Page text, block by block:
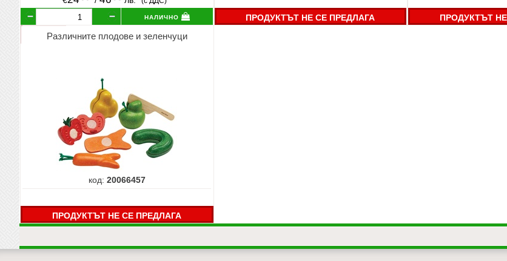
налично ПРОДУКТЪТ НЕ СЕ ПРЕДЛАГА ПРОДУКТЪТ
Различните плодове и зеленчуци
код: 20066457
ПРОДУКТЪТ НЕ СЕ ПРЕДЛАГА